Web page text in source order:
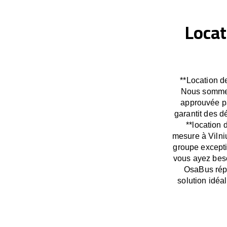
**Location
Nous
approuvée
garantit des
**location
mesure à
groupe
vous ayez
OsaBus
solution